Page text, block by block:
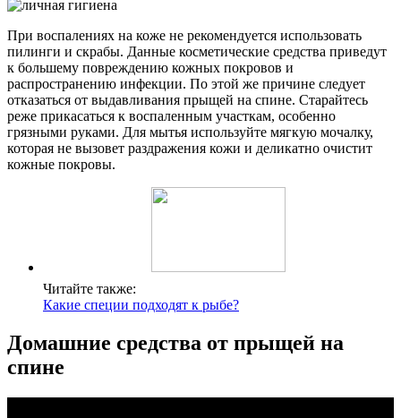
При воспалениях на коже не рекомендуется использовать
пилинги и скрабы. Данные косметические средства приведут
к большему повреждению кожных покровов и
распространению инфекции. По этой же причине следует
отказаться от выдавливания прыщей на спине. Старайтесь
реже прикасаться к воспаленным участкам, особенно
грязными руками. Для мытья используйте мягкую мочалку,
которая не вызовет раздражения кожи и деликатно очистит
кожные покровы.
Читайте также:
Какие специи подходят к рыбе?
Домашние средства от прыщей на
спине